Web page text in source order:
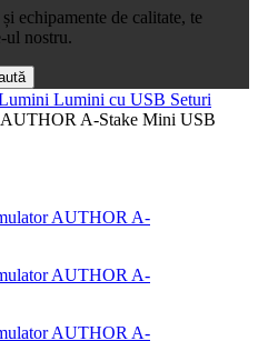
echipamente de calitate, te
ul nostru.
Lumini cu USB Seturi
AUTHOR A-Stake Mini USB